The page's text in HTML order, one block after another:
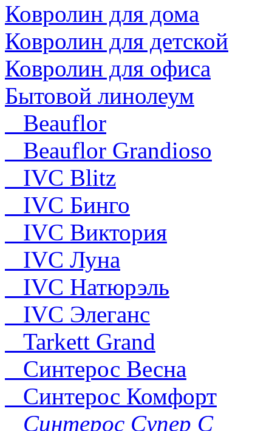
Ковролин для дома
Ковролин для детской
Ковролин для офиса
Бытовой линолеум
Beauflor
Beauflor Grandioso
IVC Blitz
IVC Бинго
IVC Виктория
IVC Луна
IVC Натюрэль
IVC Элеганс
Tarkett Grand
Синтерос Весна
Синтерос Комфорт
Синтерос Супер С